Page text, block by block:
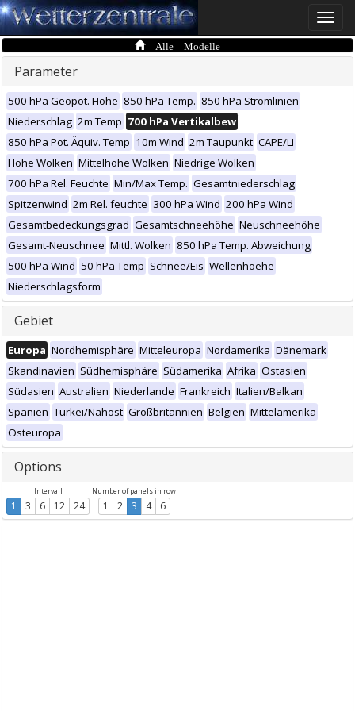
Toggle
Alle Modelle
Parameter
500 hPa Geopot. Höhe 850 hPa Temp. 850 hPa Stromlinien
Niederschlag 2m Temp 700 hPa Vertikalbew
850 hPa Pot. Äquiv. Temp 10m Wind 2m Taupunkt CAPE/LI
Hohe Wolken Mittelhohe Wolken Niedrige Wolken
700 hPa Rel. Feuchte Min/Max Temp. Gesamtniederschlag
Spitzenwind 2m Rel. feuchte 300 hPa Wind 200 hPa Wind
Gesamtbedeckungsgrad Gesamtschneehöhe Neuschneehöhe
Gesamt-Neuschnee Mittl. Wolken 850 hPa Temp. Abweichung
500 hPa Wind 50 hPa Temp Schnee/Eis Wellenhoehe
Niederschlagsform
Gebiet
Europa Nordhemisphäre Mitteleuropa Nordamerika Dänemark
Skandinavien Südhemisphäre Südamerika Afrika Ostasien
Südasien Australien Niederlande Frankreich Italien/Balkan
Spanien Türkei/Nahost Großbritannien Belgien Mittelamerika
Osteuropa
Options
Intervall
1 3 6 12 24
Number of panels in row
1 2 3 4 6